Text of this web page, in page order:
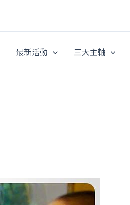
最新活動 三大主軸